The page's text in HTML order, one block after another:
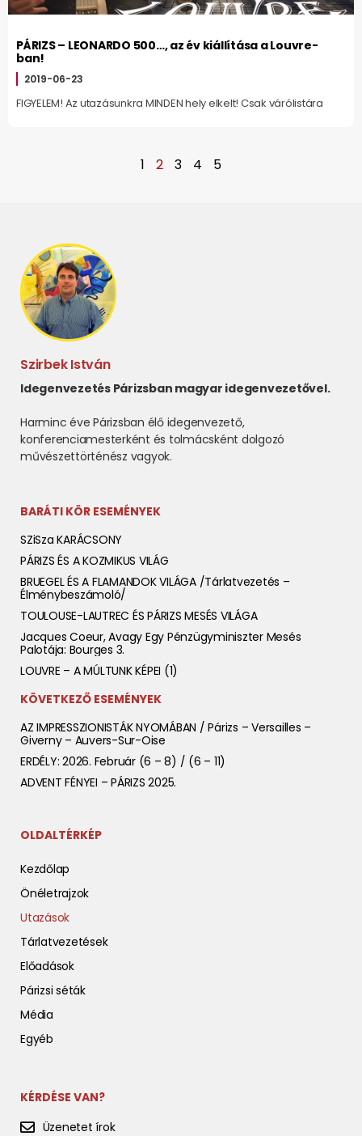
PÁRIZS – LEONARDO 500…, az év kiállítása a Louvre-
ban!
2019-06-23
FIGYELEM! Az utazásunkra MINDEN hely elkelt! Csak várólistára
1 2 3 4 5
Szirbek István
Idegenvezetés Párizsban magyar idegenvezetővel.
Harminc éve Párizsban élő idegenvezető,
konferenciamesterként és tolmácsként dolgozó
művészettörténész vagyok.
BARÁTI KÖR ESEMÉNYEK
SZiSza KARÁCSONY
PÁRIZS ÉS A KOZMIKUS VILÁG
BRUEGEL ÉS A FLAMANDOK VILÁGA /tárlatvezetés –
Élménybeszámoló/
TOULOUSE-LAUTREC ÉS PÁRIZS MESÉS VILÁGA
Jacques Coeur, Avagy Egy Pénzügyminiszter Mesés
Palotája: Bourges 3.
LOUVRE – A MÚLTUNK KÉPEI (1)
KÖVETKEZŐ ESEMÉNYEK
AZ IMPRESSZIONISTÁK NYOMÁBAN / Párizs – Versailles –
Giverny – Auvers-Sur-Oise
ERDÉLY: 2026. Február (6 – 8) / (6 – 11)
ADVENT FÉNYEI – PÁRIZS 2025.
OLDALTÉRKÉP
Kezdőlap
Önéletrajzok
Utazások
Tárlatvezetések
Előadások
Párizsi séták
Média
Egyéb
KÉRDÉSE VAN?
Üzenetet írok